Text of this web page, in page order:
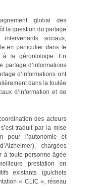
global des
la question du partage
sociaux,
en particulier dans le
à la gérontologie. En
partage d’informations
d’informations ont
dans la foulée
d’information et de
des acteurs
traduit par la mise
pour l’autonomie et
chargées
à toute personne âgée
prestation en
existants (guichets
« CLIC », réseau